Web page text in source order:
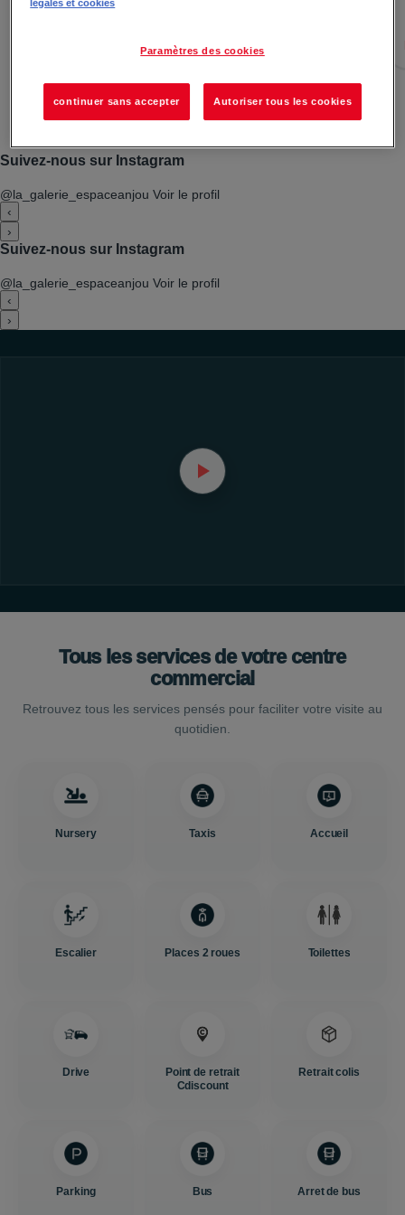
Suivez-nous sur Instagram
@la_galerie_espaceanjou Voir le profil
‹
›
Suivez-nous sur Instagram
@la_galerie_espaceanjou Voir le profil
‹
›
Tous les services de votre centre
commercial
Retrouvez tous les services pensés pour faciliter votre visite au
quotidien.
Nursery Taxis Accueil
Escalier Places 2 roues Toilettes
Drive
Point de retrait
Cdiscount
Retrait colis
Parking Bus Arret de bus
légales et cookies
Paramètres des cookies
continuer sans accepter Autoriser tous les cookies